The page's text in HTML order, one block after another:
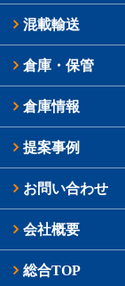
混載輸送
倉庫・保管
倉庫情報
提案事例
お問い合わせ
会社概要
総合TOP